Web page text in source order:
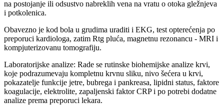
na postojanje ili odsustvo nabreklih vena na vratu o otoka gležnjeva
i potkolenica.
Obavezno je kod bola u grudima uraditi i EKG, test opterećenja po
preporuci kardiologa, zatim Rtg pluća, magnetnu rezonancu - MRI i
kompjuterizovanu tomografiju.
Laboratorijske analize: Rade se rutinske biohemijske analize krvi,
koje podrazumevaju kompletnu krvnu sliku, nivo šećera u krvi,
pokazatelje funkcije jetre, bubrega i pankreasa, lipidni status, faktore
koagulacije, elektrolite, zapaljenski faktor CRP i po potrebi dodatne
analize prema preporuci lekara.